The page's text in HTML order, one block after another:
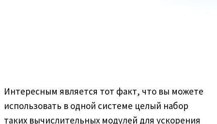
Интересным является тот факт, что вы можете
использовать в одной системе целый набор
таких вычислительных модулей для ускорения